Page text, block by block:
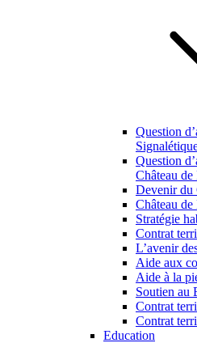
Question
Question
Château
Devenir du
Château
Stratégie
Contrat
L’avenir
Aide aux
Aide à la
Soutien au
Contrat
Contrat
Education